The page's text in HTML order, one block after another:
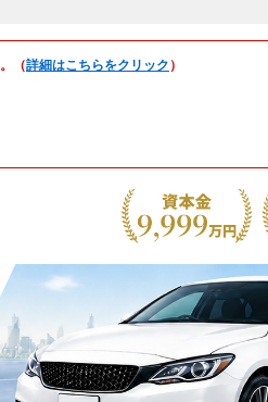
（詳細はこちらをクリック ）